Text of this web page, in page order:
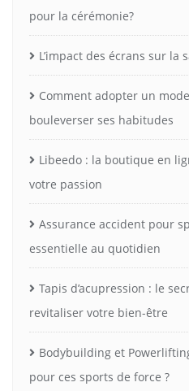
pour la cérémonie?
L’impact des écrans sur la
Comment adopter un
bouleverser ses habitudes
Libeedo : la boutique en
votre passion
Assurance accident pour
essentielle au quotidien
Tapis d’acupression : le
revitaliser votre bien-être
Bodybuilding et
pour ces sports de force ?